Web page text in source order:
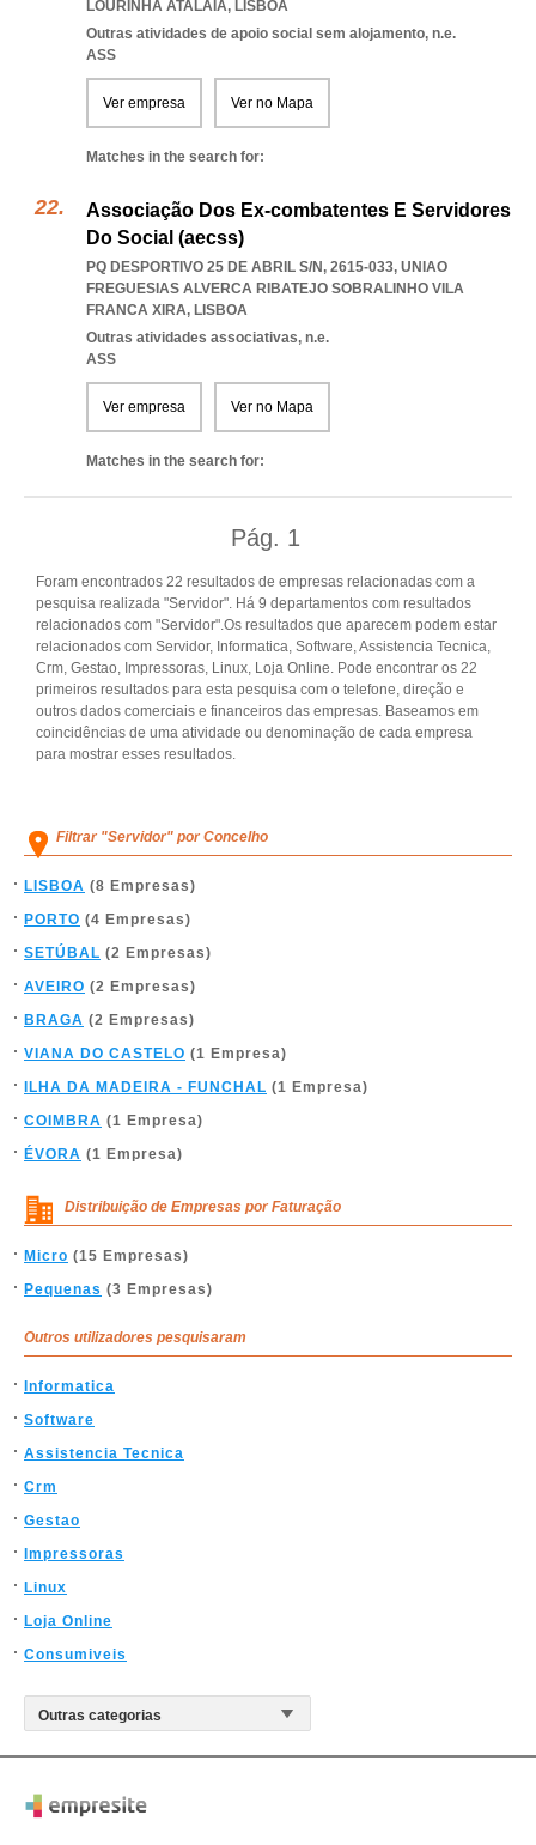
LOURINHA ATALAIA, LISBOA
Outras atividades de apoio social sem alojamento, n.e.
ASS
Ver empresa Ver no Mapa
Matches in the search for:
Associação Dos Ex-combatentes E Servidores
Do Social (aecss)
PQ DESPORTIVO 25 DE ABRIL S/N, 2615-033, UNIAO
FREGUESIAS ALVERCA RIBATEJO SOBRALINHO VILA
FRANCA XIRA, LISBOA
Outras atividades associativas, n.e.
ASS
Ver empresa Ver no Mapa
Matches in the search for:
Pág. 1
Foram encontrados 22 resultados de empresas relacionadas com a
pesquisa realizada "Servidor". Há 9 departamentos com resultados
relacionados com "Servidor".Os resultados que aparecem podem estar
relacionados com Servidor, Informatica, Software, Assistencia Tecnica,
Crm, Gestao, Impressoras, Linux, Loja Online. Pode encontrar os 22
primeiros resultados para esta pesquisa com o telefone, direção e
outros dados comerciais e financeiros das empresas. Baseamos em
coincidências de uma atividade ou denominação de cada empresa
para mostrar esses resultados.
Filtrar "Servidor" por Concelho
LISBOA (8 Empresas)
PORTO (4 Empresas)
SETÚBAL (2 Empresas)
AVEIRO (2 Empresas)
BRAGA (2 Empresas)
VIANA DO CASTELO (1 Empresa)
ILHA DA MADEIRA - FUNCHAL (1 Empresa)
COIMBRA (1 Empresa)
ÉVORA (1 Empresa)
Distribuição de Empresas por Faturação
Micro (15 Empresas)
Pequenas (3 Empresas)
Outros utilizadores pesquisaram
Informatica
Software
Assistencia Tecnica
Crm
Gestao
Impressoras
Linux
Loja Online
Consumiveis